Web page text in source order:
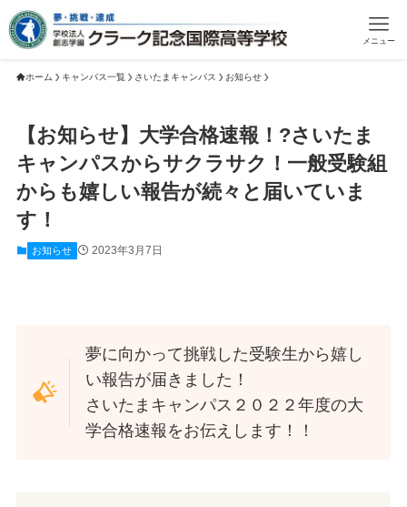
メニュー
ホーム キャンパス一覧 さいたまキャンパス お知らせ
【お知らせ】大学合格速報！?さいたま
キャンパスからサクラサク！一般受験組
からも嬉しい報告が続々と届いていま
す！
お知らせ 2023年3月7日
夢に向かって挑戦した受験生から嬉し
い報告が届きました！
さいたまキャンパス２０２２年度の大
学合格速報をお伝えします！！